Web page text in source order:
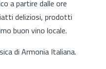
a partire dalle ore
deliziosi, prodotti
buon vino locale.
di Armonia Italiana.